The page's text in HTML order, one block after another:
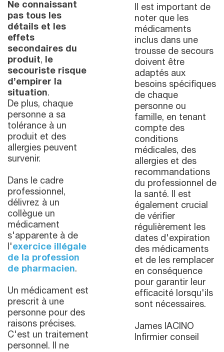
Ne connaissant
pas tous les
détails et les
effets
secondaires du
produit, le
secouriste risque
d’empirer la
situation.
De plus, chaque
personne a sa
tolérance à un
produit et des
allergies peuvent
survenir.
Dans le cadre
professionnel,
délivrez à un
collègue un
médicament
s'apparente à de
l'exercice illégale
de la profession
de pharmacien.
Un médicament est
prescrit à une
personne pour des
raisons précises.
C'est un traitement
personnel. Il ne
Il est important de
noter que les
médicaments
inclus dans une
trousse de secours
doivent être
adaptés aux
besoins spécifiques
de chaque
personne ou
famille, en tenant
compte des
conditions
médicales, des
allergies et des
recommandations
du professionnel de
la santé. Il est
également crucial
de vérifier
régulièrement les
dates d'expiration
des médicaments
et de les remplacer
en conséquence
pour garantir leur
efficacité lorsqu'ils
sont nécessaires.
James IACINO
Infirmier conseil